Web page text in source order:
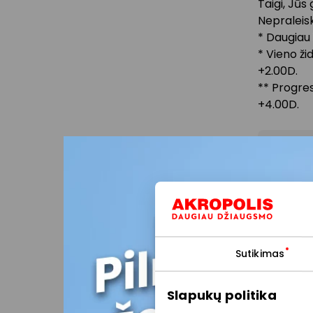
Sutikimas
Slapukų politika
Taigi,
*
* Vieno
+2.00D.
**
+4.00D.
kitas